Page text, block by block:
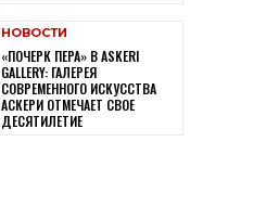
НОВОСТИ
«ПОЧЕРК ПЕРА» В ASKERI
GALLERY: ГАЛЕРЕЯ
СОВРЕМЕННОГО ИСКУССТВА
АСКЕРИ ОТМЕЧАЕТ СВОЕ
ДЕСЯТИЛЕТИЕ